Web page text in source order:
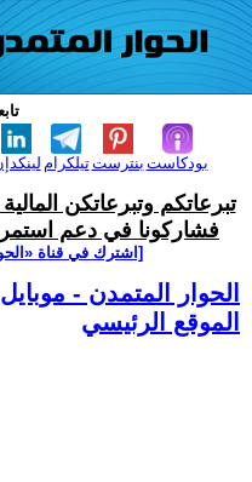
تيلكرامبنترست بودكاست
تبرعاتكم وتبرعاتكن
فشاركونا في دعم
[اشترك في قناة
الحوار المتمدن - موبايل
الموقع الرئيسي